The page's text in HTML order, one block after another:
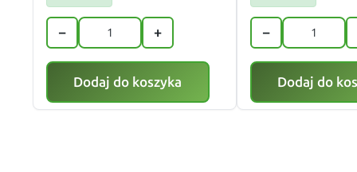
− +
Dodaj do koszyka
−
Dodaj do